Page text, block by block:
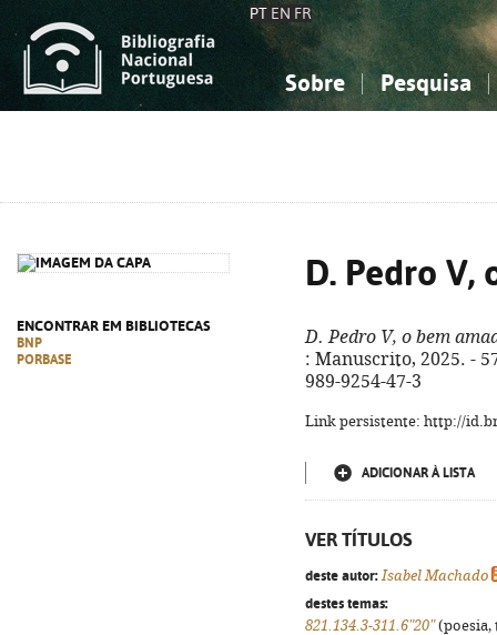
PT EN FR
Sobre Pesquisa
ENCONTRAR EM BIBLIOTECAS
BNP
PORBASE
D. Pedro V,
D. Pedro V, o bem
: Manuscrito, 2025. -
989-9254-47-3
Link persistente: http://
ADICIONAR À LISTA
VER TÍTULOS
deste autor: Isabel Machado
destes temas:
821.134.3-311.6"20"(poesia,